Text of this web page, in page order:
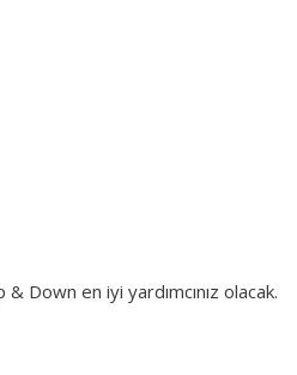
Down en iyi yardımcınız olacak.